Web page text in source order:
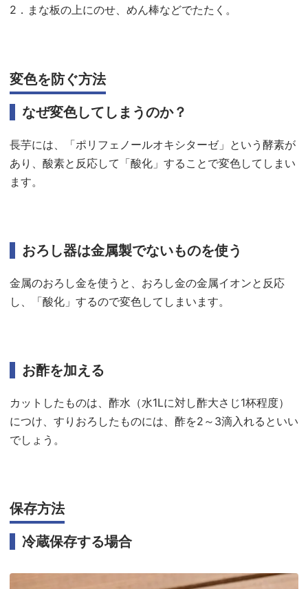
2．まな板の上にのせ、めん棒などでたたく。
変色を防ぐ方法
なぜ変色してしまうのか？
長芋には、「ポリフェノールオキシターゼ」という酵素が
あり、酸素と反応して「酸化」することで変色してしまい
ます。
おろし器は金属製でないものを使う
金属のおろし金を使うと、おろし金の金属イオンと反応
し、「酸化」するので変色してしまいます。
お酢を加える
カットしたものは、酢水（水1Lに対し酢大さじ1杯程度）
につけ、すりおろしたものには、酢を2～3滴入れるといい
でしょう。
保存方法
冷蔵保存する場合